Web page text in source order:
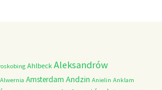
Ahlbeck Aleksandrów
Alwernia Amsterdam Andzin Anielin Anklam